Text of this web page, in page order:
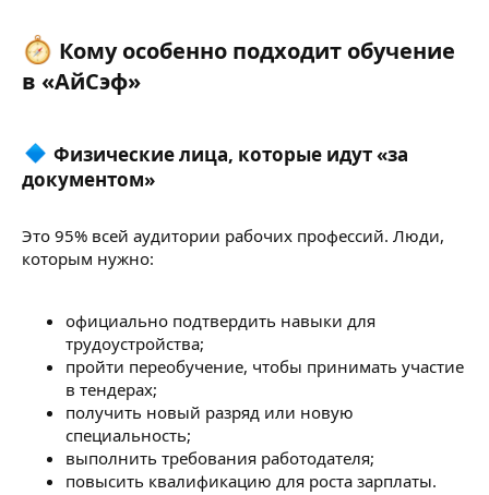
Кому особенно подходит обучение
в «АйСэф»​
Физические лица, которые идут «за
документом»
Это 95% всей аудитории рабочих профессий. Люди,
которым нужно:
официально подтвердить навыки для
трудоустройства;
пройти переобучение, чтобы принимать участие
в тендерах;
получить новый разряд или новую
специальность;
выполнить требования работодателя;
повысить квалификацию для роста зарплаты.